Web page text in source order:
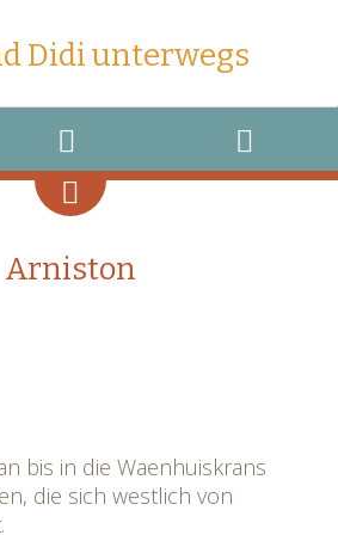
Didi unterwegs
Arniston
bis in die Waenhuiskrans
die sich westlich von